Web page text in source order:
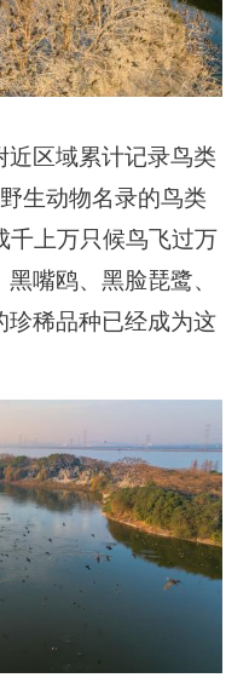
区域累计记录鸟类
生动物名录的鸟类
千上万只候鸟飞过万
嘴鸥、黑脸琵鹭、
稀品种已经成为这